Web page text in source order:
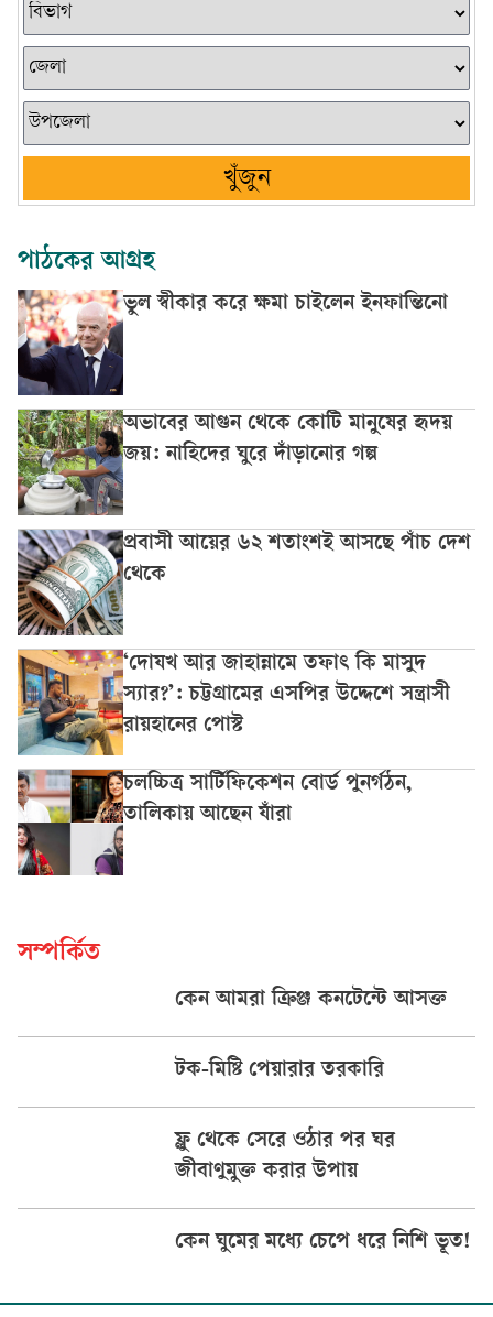
খুঁজুন
পাঠকের আগ্রহ
ভুল স্বীকার করে ক্ষমা চাইলেন ইনফান্তিনো
অভাবের আগুন থেকে কোটি মানুষের হৃদয়
জয়: নাহিদের ঘুরে দাঁড়ানোর গল্প
প্রবাসী আয়ের ৬২ শতাংশই আসছে পাঁচ দেশ
থেকে
‘দোযখ আর জাহান্নামে তফাৎ কি মাসুদ
স্যার?’: চট্টগ্রামের এসপির উদ্দেশে সন্ত্রাসী
রায়হানের পোস্ট
চলচ্চিত্র সার্টিফিকেশন বোর্ড পুনর্গঠন,
তালিকায় আছেন যাঁরা
সম্পর্কিত
কেন আমরা ক্রিঞ্জ কনটেন্টে আসক্ত
টক-মিষ্টি পেয়ারার তরকারি
ফ্লু থেকে সেরে ওঠার পর ঘর
জীবাণুমুক্ত করার উপায়
কেন ঘুমের মধ্যে চেপে ধরে নিশি ভূত!